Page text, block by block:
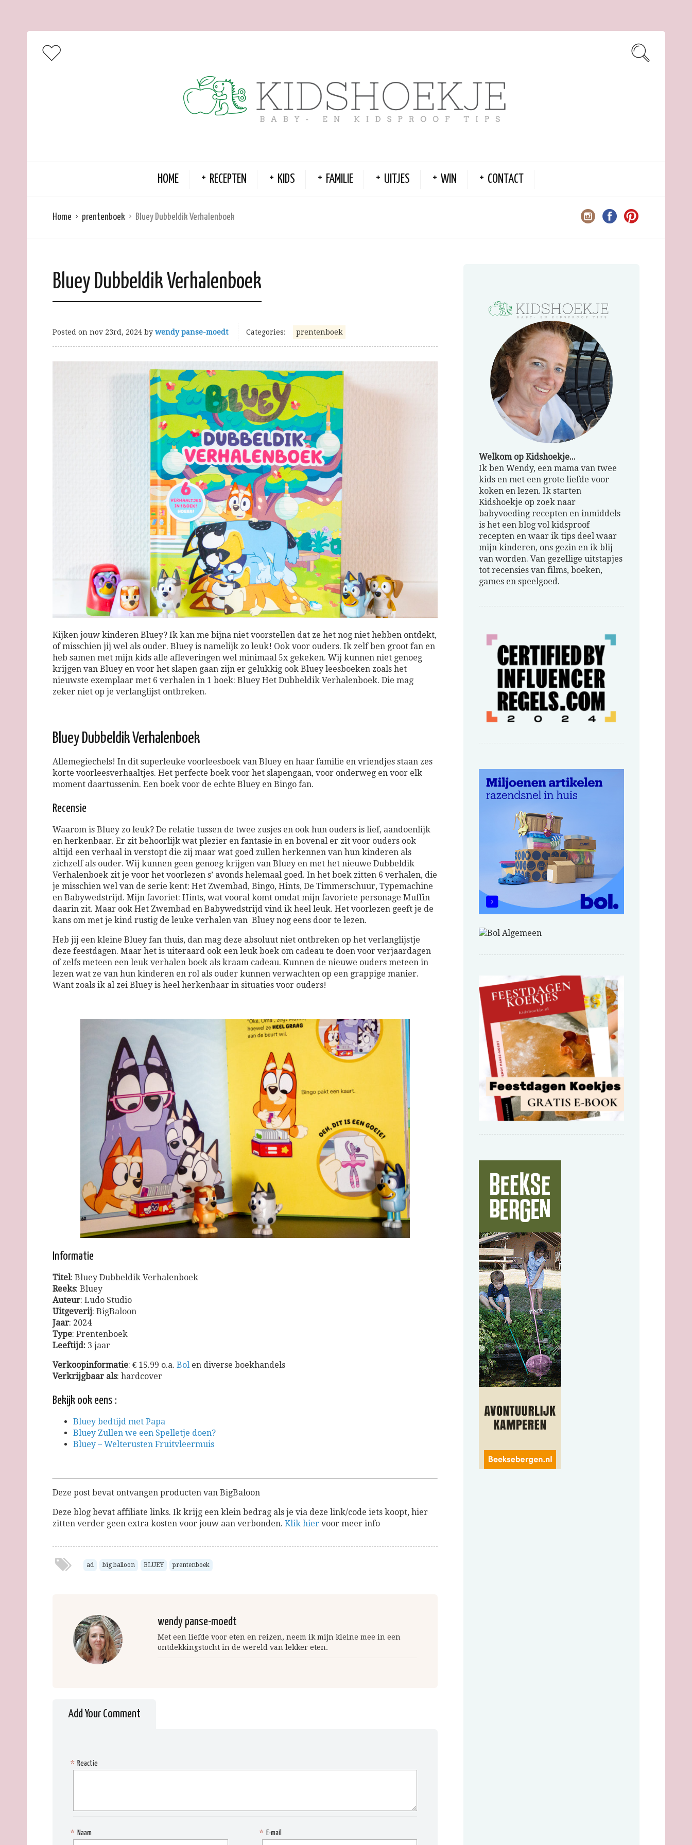
HOME RECEPTEN KIDS FAMILIE UITJES WIN CONTACT
Home prentenboek Bluey Dubbeldik Verhalenboek
Bluey Dubbeldik Verhalenboek
Posted on nov 23rd, 2024 by wendy panse-moedt Categories: prentenboek
Kijken jouw kinderen Bluey? Ik kan me bijna niet voorstellen dat ze het nog niet hebben ontdekt,
of misschien jij wel als ouder. Bluey is namelijk zo leuk! Ook voor ouders. Ik zelf ben groot fan en
heb samen met mijn kids alle afleveringen wel minimaal 5x gekeken. Wij kunnen niet genoeg
krijgen van Bluey en voor het slapen gaan zijn er gelukkig ook Bluey leesboeken zoals het
nieuwste exemplaar met 6 verhalen in 1 boek: Bluey Het Dubbeldik Verhalenboek. Die mag
zeker niet op je verlanglijst ontbreken.
Bluey Dubbeldik Verhalenboek
Allemegiechels! In dit superleuke voorleesboek van Bluey en haar familie en vriendjes staan zes
korte voorleesverhaaltjes. Het perfecte boek voor het slapengaan, voor onderweg en voor elk
moment daartussenin. Een boek voor de echte Bluey en Bingo fan.
Recensie
Waarom is Bluey zo leuk? De relatie tussen de twee zusjes en ook hun ouders is lief, aandoenlijk
en herkenbaar. Er zit behoorlijk wat plezier en fantasie in en bovenal er zit voor ouders ook
altijd een verhaal in verstopt die zij maar wat goed zullen herkennen van hun kinderen als
zichzelf als ouder. Wij kunnen geen genoeg krijgen van Bluey en met het nieuwe Dubbeldik
Verhalenboek zit je voor het voorlezen s’ avonds helemaal goed. In het boek zitten 6 verhalen, die
je misschien wel van de serie kent: Het Zwembad, Bingo, Hints, De Timmerschuur, Typemachine
en Babywedstrijd. Mijn favoriet: Hints, wat vooral komt omdat mijn favoriete personage Muffin
daarin zit. Maar ook Het Zwembad en Babywedstrijd vind ik heel leuk. Het voorlezen geeft je de
kans om met je kind rustig de leuke verhalen van Bluey nog eens door te lezen.
Heb jij een kleine Bluey fan thuis, dan mag deze absoluut niet ontbreken op het verlanglijstje
deze feestdagen. Maar het is uiteraard ook een leuk boek om cadeau te doen voor verjaardagen
of zelfs meteen een leuk verhalen boek als kraam cadeau. Kunnen de nieuwe ouders meteen in
lezen wat ze van hun kinderen en rol als ouder kunnen verwachten op een grappige manier.
Want zoals ik al zei Bluey is heel herkenbaar in situaties voor ouders!
Informatie
Titel: Bluey Dubbeldik Verhalenboek
Reeks: Bluey
Auteur: Ludo Studio
Uitgeverij: BigBaloon
Jaar: 2024
Type: Prentenboek
Leeftijd: 3 jaar
Verkoopinformatie: € 15.99 o.a. Bol en diverse boekhandels
Verkrijgbaar als: hardcover
Bekijk ook eens :
Bluey bedtijd met Papa
Bluey Zullen we een Spelletje doen?
Bluey – Welterusten Fruitvleermuis
Deze post bevat ontvangen producten van BigBaloon
Deze blog bevat affiliate links. Ik krijg een klein bedrag als je via deze link/code iets koopt, hier
zitten verder geen extra kosten voor jouw aan verbonden. Klik hier voor meer info
ad big balloon BLUEY prentenboek
wendy panse-moedt
Met een liefde voor eten en reizen, neem ik mijn kleine mee in een
ontdekkingstocht in de wereld van lekker eten.
Add Your Comment
Reactie
*
Naam
* E-mail
*
Welkom op Kidshoekje...
Ik ben Wendy, een mama van twee
kids en met een grote liefde voor
koken en lezen. Ik starten
Kidshoekje op zoek naar
babyvoeding recepten en inmiddels
is het een blog vol kidsproof
recepten en waar ik tips deel waar
mijn kinderen, ons gezin en ik blij
van worden. Van gezellige uitstapjes
tot recensies van films, boeken,
games en speelgoed.